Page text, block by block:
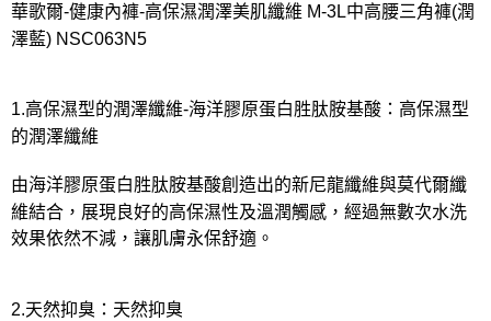
宅配
離島
每筆NT$220
付款後門市自取
每筆NT$80，滿NT$1,000(含以上)免運費
華歌爾-健康內褲-高保濕潤澤美肌纖維 M-3L中高腰三角褲(潤
澤藍) NSC063N5
1.高保濕型的潤澤纖維-海洋膠原蛋白胜肽胺基酸：高保濕型
的潤澤纖維
由海洋膠原蛋白胜肽胺基酸創造出的新尼龍纖維與莫代爾纖
維結合，展現良好的高保濕性及溫潤觸感，經過無數次水洗
效果依然不減，讓肌膚永保舒適。
2.天然抑臭：天然抑臭